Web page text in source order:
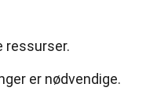
ressurser.
er nødvendige.